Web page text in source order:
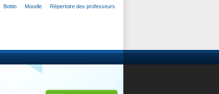
Bottin Moodle Répertoire des professeurs